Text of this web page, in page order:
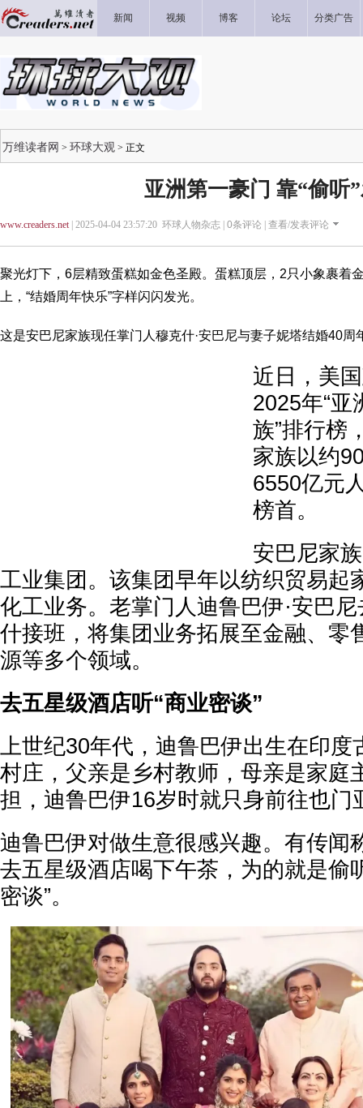
新闻 视频 博客 论坛 分类广告
万维读者网 > 环球大观 > 正文
亚洲第一豪门 靠“偷听
www.creaders.net| 2025-04-04 23:57:20 环球人物杂志 | 0条评论 | 查看/发表评论
聚光灯下，6层精致蛋糕如金色圣殿。蛋糕顶层，2只小象裹着
上，“结婚周年快乐”字样闪闪发光。
这是安巴尼家族现任掌门人穆克什·安巴尼与妻子妮塔结婚40周
近日，美
2025年“亚
族”排行榜
家族以约
6550亿元
榜首。
安巴尼家
工业集团。该集团早年以纺织贸易起
化工业务。老掌门人迪鲁巴伊·安巴
什接班，将集团业务拓展至金融、零
源等多个领域。‍
去五星级酒店听“商业密谈”
上世纪30年代，迪鲁巴伊出生在印度
村庄，父亲是乡村教师，母亲是家庭
担，迪鲁巴伊16岁时就只身前往也门
迪鲁巴伊对做生意很感兴趣。有传闻
去五星级酒店喝下午茶，为的就是偷
密谈”。